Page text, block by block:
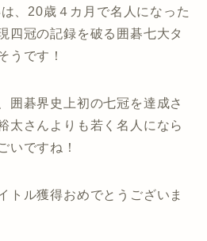
、20歳４カ月で名人になった
四冠の記録を破る囲碁七大タ
うです！
囲碁界史上初の七冠を達成さ
太さんよりも若く名人になら
いですね！
トル獲得おめでとうございま